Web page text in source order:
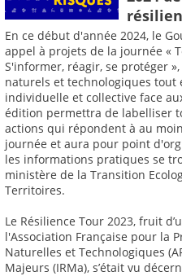
En ce début d'année 2024, le
appel à projets de la journée «
S'informer, réagir, se protéger
naturels et technologiques
individuelle et collective face
édition permettra de labelliser
actions qui répondent à au
journée et aura pour point
les informations pratiques se
ministère de la Transition
Territoires.
Le Résilience Tour 2023, fruit
l'Association Française pour la
Naturelles et Technologiques
Majeurs (IRMa), s’était vu